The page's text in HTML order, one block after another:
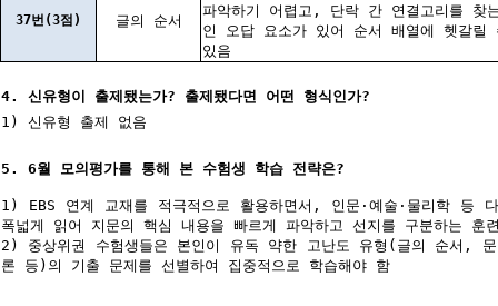
37번(3점) 글의 순서
파악하기 어렵고, 단락 간 연결고리를 찾
인 오답 요소가 있어 순서 배열에 헷갈릴
있음
4. 신유형이 출제됐는가? 출제됐다면 어떤 형식인가?
1) 신유형 출제 없음
5. 6월 모의평가를 통해 본 수험생 학습 전략은?
1) EBS 연계 교재를 적극적으로 활용하면서, 인문·예술·물리학 등
폭넓게 읽어 지문의 핵심 내용을 빠르게 파악하고 선지를 구분하는 훈
2) 중상위권 수험생들은 본인이 유독 약한 고난도 유형(글의 순서,
론 등)의 기출 문제를 선별하여 집중적으로 학습해야 함